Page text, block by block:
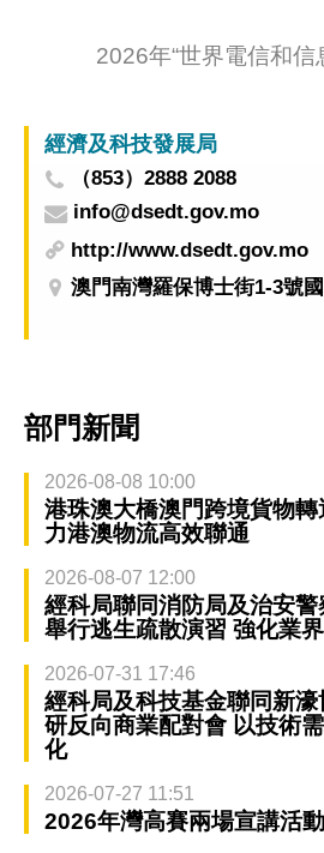
2026年“世界電信和信
經濟及科技發展局
（853）2888 2088
info@dsedt.gov.mo
http://www.dsedt.gov.mo
澳門南灣羅保博士街1-3號
部門新聞
2026-08-08 10:00
港珠澳大橋澳門跨境貨物
力港澳物流高效聯通
2026-08-07 12:00
經科局聯同消防局及治安
舉行逃生疏散演習 強化業
2026-07-31 17:46
經科局及科技基金聯同新
研反向商業配對會 以技術
化
2026-07-27 11:51
2026年灣高賽兩場宣講活